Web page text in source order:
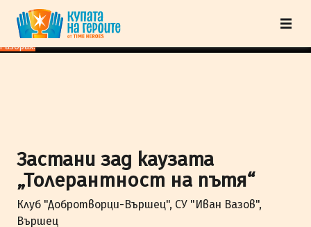
"Купата на героите" от TimeHeroes ползва cookies, за да осигурим по-
добро представяне на сайта и да подобрим Вашето преживяване.Научи
повече
Разбрах!
Застани зад каузата
„Толерантност на пътя“
Клуб "Добротворци-Вършец", СУ "Иван Вазов",
Вършец